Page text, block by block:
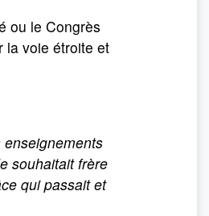
ou le Congrès
la voie étroite et
souhaitait frère
qui passait et